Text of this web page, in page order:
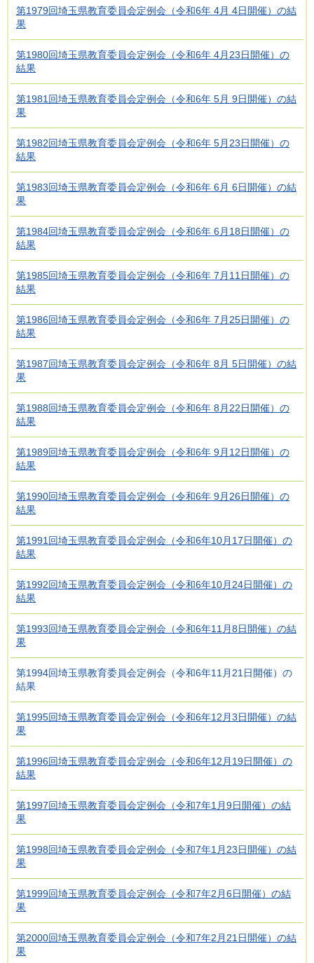
第1979回埼玉県教育委員会定例会（令和6年 4月 4日開催）の結
果
第1980回埼玉県教育委員会定例会（令和6年 4月23日開催）の
結果
第1981回埼玉県教育委員会定例会（令和6年 5月 9日開催）の結
果
第1982回埼玉県教育委員会定例会（令和6年 5月23日開催）の
結果
第1983回埼玉県教育委員会定例会（令和6年 6月 6日開催）の結
果
第1984回埼玉県教育委員会定例会（令和6年 6月18日開催）の
結果
第1985回埼玉県教育委員会定例会（令和6年 7月11日開催）の
結果
第1986回埼玉県教育委員会定例会（令和6年 7月25日開催）の
結果
第1987回埼玉県教育委員会定例会（令和6年 8月 5日開催）の結
果
第1988回埼玉県教育委員会定例会（令和6年 8月22日開催）の
結果
第1989回埼玉県教育委員会定例会（令和6年 9月12日開催）の
結果
第1990回埼玉県教育委員会定例会（令和6年 9月26日開催）の
結果
第1991回埼玉県教育委員会定例会（令和6年10月17日開催）の
結果
第1992回埼玉県教育委員会定例会（令和6年10月24日開催）の
結果
第1993回埼玉県教育委員会定例会（令和6年11月8日開催）の結
果
第1994回埼玉県教育委員会定例会（令和6年11月21日開催）の
結果
第1995回埼玉県教育委員会定例会（令和6年12月3日開催）の結
果
第1996回埼玉県教育委員会定例会（令和6年12月19日開催）の
結果
第1997回埼玉県教育委員会定例会（令和7年1月9日開催）の結
果
第1998回埼玉県教育委員会定例会（令和7年1月23日開催）の結
果
第1999回埼玉県教育委員会定例会（令和7年2月6日開催）の結
果
第2000回埼玉県教育委員会定例会（令和7年2月21日開催）の結
果